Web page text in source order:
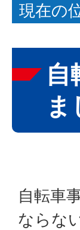
現在の
自
ま
自転車
ならな